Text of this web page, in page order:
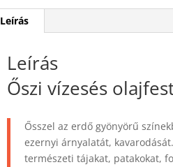
Leírás
Leírás
Őszi vízesés
Ősszel az erdő gyönyörű
ezernyi árnyalatát,
természeti tájakat, patakokat,